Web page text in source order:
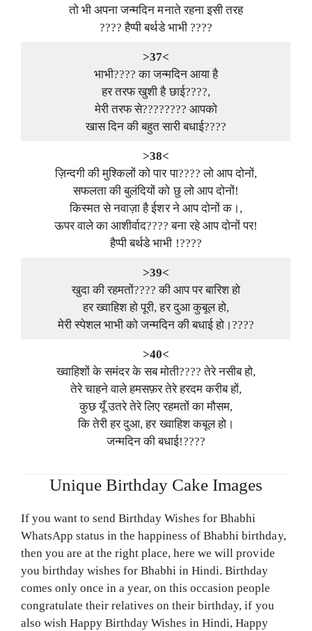
तो भी अपना जन्मदिन मनाते रहना इसी तरह
???? हैप्पी बर्थडे भाभी ????
>37<
भाभी???? का जन्मदिन आया है
हर तरफ खुशी है छाई????,
मेरी तरफ से???????? आपको
खास दिन की बहुत सारी बधाई????
>38<
ज़िन्दगी की मुश्किलों को पार पा???? लो आप दोनों,
सफलता की बुलंदियों को छु लो आप दोनों!
किस्मत से नवाज़ा है ईशर ने आप दोनों क।,
ऊपर वाले का आशीर्वाद???? बना रहे आप दोनों पर!
हैप्पी बर्थडे भाभी !????
>39<
खुदा की रहमतों???? की आप पर बारिश हो
हर ख्वाहिश हो पूरी, हर दुआ कुबूल हो,
मेरी स्पेशल भाभी को जन्मदिन की बधाई हो।????
>40<
ख्वाहिशों के समंदर के सब मोती???? तेरे नसीब हो,
तेरे चाहने वाले हमसफ़र तेरे हरदम करीब हों,
कुछ यूँ उतरे तेरे लिए रहमतों का मौसम,
कि तेरी हर दुआ, हर ख्वाहिश कबूल हो।
जन्मदिन की बधाई!????
Unique Birthday Cake Images
If you want to send Birthday Wishes for Bhabhi
WhatsApp status in the happiness of Bhabhi birthday,
then you are at the right place, here we will provide
you birthday wishes for Bhabhi in Hindi. Birthday
comes only once in a year, on this occasion people
congratulate their relatives on their birthday, if you
also wish Happy Birthday Wishes in Hindi, Happy